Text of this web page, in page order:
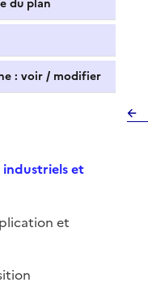
du plan
: voir / modifier
industriels et
et